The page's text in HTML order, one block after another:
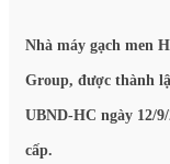
Nhà máy gạch men
Group, được thành
UBND-HC ngày 12/
cấp.